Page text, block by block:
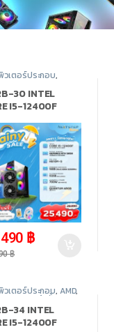
เตอร์ประกอบ,
30 INTEL
I5-12400F
6C/12T / RTX
/ 16GB DDR4
/ M.2 512GB
฿
฿
เตอร์ประกอบ, AMD,
สินค้าทั้งหมด
34 INTEL
I5-12400F